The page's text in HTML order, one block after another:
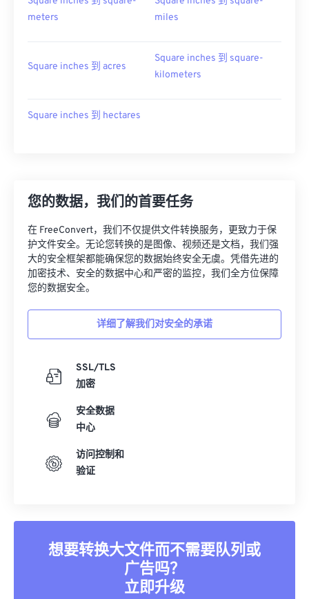
meters
miles
Square inches 到 acres
Square inches 到 square-
kilometers
Square inches 到 hectares
您的数据，我们的首要任务
在 FreeConvert，我们不仅提供文件转换服务，更致力于保
护文件安全。无论您转换的是图像、视频还是文档，我们强
大的安全框架都能确保您的数据始终安全无虞。凭借先进的
加密技术、安全的数据中心和严密的监控，我们全方位保障
您的数据安全。
详细了解我们对安全的承诺
SSL/TLS
加密
安全数据
中心
访问控制和
验证
想要转换大文件而不需要队列或
广告吗？
立即升级